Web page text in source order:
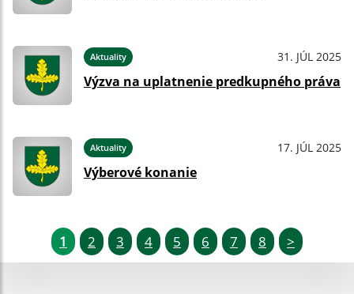
Aktuality 31. JÚL 2025
Výzva na uplatnenie predkupného práva
Aktuality 17. JÚL 2025
Výberové konanie
1 2 3 4 5 6 7 8 >